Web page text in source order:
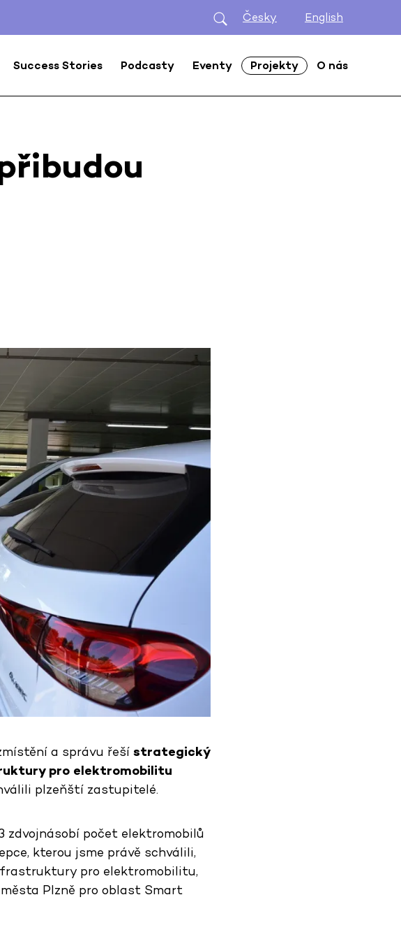
Česky English
Success Stories Podcasty Eventy Projekty O nás
a správu řeší strategický
pro elektromobilitu
plzeňští zastupitelé.
zdvojnásobí počet elektromobilů
kterou jsme právě schválili,
pro elektromobilitu,
Plzně pro oblast Smart